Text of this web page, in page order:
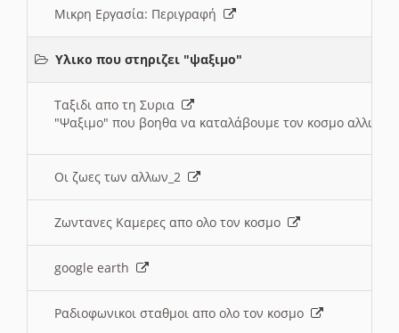
Μικρη Εργασία: Περιγραφή
Υλικο που στηριζει "ψαξιμο"
Ταξιδι απο τη Συρια
"Ψαξιμο" που βοηθα να καταλάβουμε τον κοσμο αλλων
Οι ζωες των αλλων_2
Ζωντανες Καμερες απο ολο τον κοσμο
google earth
Ραδιοφωνικοι σταθμοι απο ολο τον κοσμο